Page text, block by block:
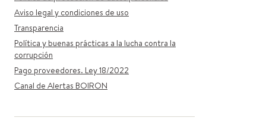
Aviso legal y condiciones de uso
Transparencia
Política y buenas prácticas a la lucha contra la
corrupción
Pago proveedores. Ley 18/2022
Canal de Alertas BOIRON